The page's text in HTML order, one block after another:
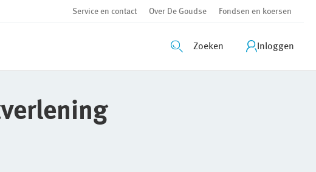
Service en contact Over De Goudse Fondsen en koersen
Zoeken Inloggen